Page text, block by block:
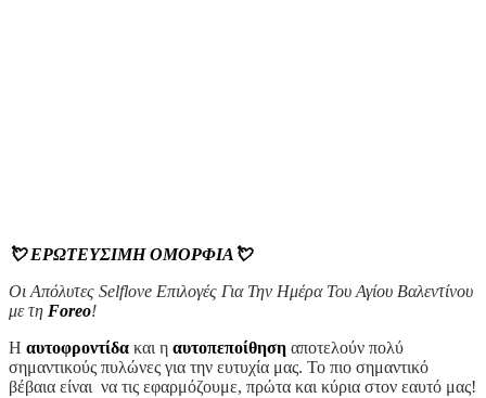
💘 ΕΡΩΤΕΥΣΙΜΗ ΟΜΟΡΦΙΑ 💘
Οι Απόλυτες Selflove Επιλογές Για Την Ημέρα Του Αγίου Βαλεντίνου
μετη Foreo!
Η αυτοφροντίδα και η αυτοπεποίθηση αποτελούν πολύ
σημαντικούς πυλώνες για την ευτυχία μας. Το πιο σημαντικό
βέβαια είναι να τις εφαρμόζουμε, πρώτα και κύρια στον εαυτό μας!